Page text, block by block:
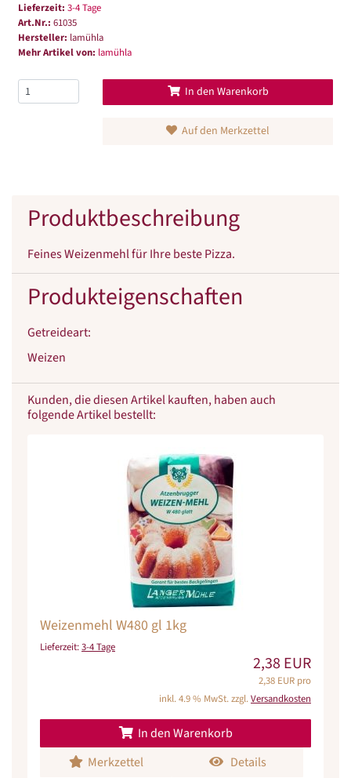
Lieferzeit: 3-4 Tage
Art.Nr.: 61035
Hersteller: lamühla
Mehr Artikel von: lamühla
In den Warenkorb
Auf den Merkzettel
Produktbeschreibung
Feines Weizenmehl für Ihre beste Pizza.
Produkteigenschaften
Getreideart:
Weizen
Kunden, die diesen Artikel kauften, haben auch
folgende Artikel bestellt:
Weizenmehl W480 gl 1kg
Lieferzeit:3-4 Tage
2,38 EUR
2,38 EUR pro
inkl. 4.9 % MwSt. zzgl.Versandkosten
In den Warenkorb
Merkzettel
Details